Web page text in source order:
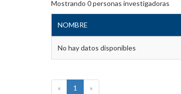
Mostrando 0personas investigadoras
NOMBRE
No hay datos disponibles
« 1 »